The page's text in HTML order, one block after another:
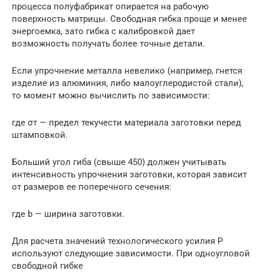
процесса полуфабрикат опирается на рабочую
поверхность матрицы. Свободная гибка проще и менее
энергоемка, зато гибка с калибровкой дает
возможность получать более точные детали.
Если упрочнение металла невелико (например, гнется
изделие из алюминия, либо малоуглеродистой стали),
то момент можно вычислить по зависимости:
где σт — предел текучести материала заготовки перед
штамповкой.
Больший угол гиба (свыше 450) должен учитывать
интенсивность упрочнения заготовки, которая зависит
от размеров ее поперечного сечения:
где b — ширина заготовки.
Для расчета значений технологического усилия Р
используют следующие зависимости. При одноугловой
свободной гибке